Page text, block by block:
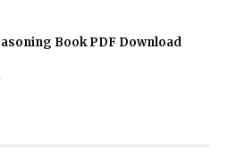
Book PDF Download